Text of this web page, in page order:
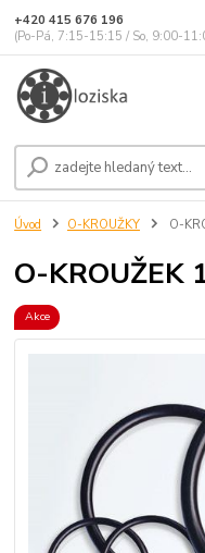
+420 415 676 196
(Po-Pá, 7:15-15:15 / So, 9:00-
Úvod O-KROUŽKY O-
O-KROUŽEK
Akce